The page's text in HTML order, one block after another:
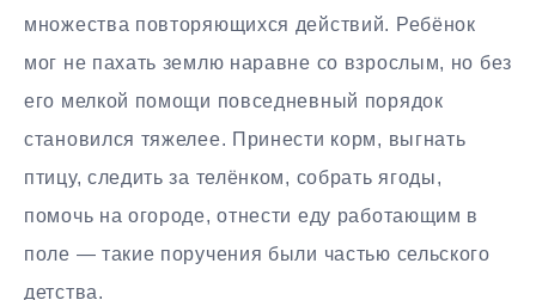
множества повторяющихся действий. Ребёнок
мог не пахать землю наравне со взрослым, но без
его мелкой помощи повседневный порядок
становился тяжелее. Принести корм, выгнать
птицу, следить за телёнком, собрать ягоды,
помочь на огороде, отнести еду работающим в
поле — такие поручения были частью сельского
детства.